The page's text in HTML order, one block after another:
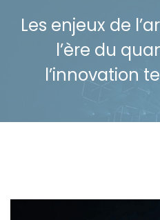
Les enjeux de
l’ère du
l’innovation